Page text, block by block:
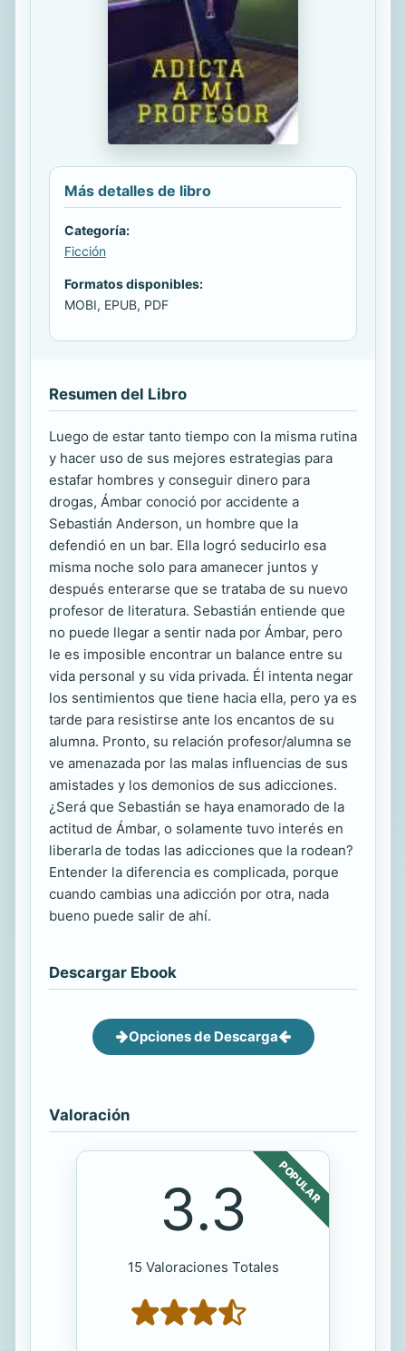
Más detalles de libro
Categoría:
Ficción
Formatos disponibles:
MOBI, EPUB, PDF
Resumen del Libro
Luego de estar tanto tiempo con la misma rutina
y hacer uso de sus mejores estrategias para
estafar hombres y conseguir dinero para
drogas, Ámbar conoció por accidente a
Sebastián Anderson, un hombre que la
defendió en un bar. Ella logró seducirlo esa
misma noche solo para amanecer juntos y
después enterarse que se trataba de su nuevo
profesor de literatura. Sebastián entiende que
no puede llegar a sentir nada por Ámbar, pero
le es imposible encontrar un balance entre su
vida personal y su vida privada. Él intenta negar
los sentimientos que tiene hacia ella, pero ya es
tarde para resistirse ante los encantos de su
alumna. Pronto, su relación profesor/alumna se
ve amenazada por las malas influencias de sus
amistades y los demonios de sus adicciones.
¿Será que Sebastián se haya enamorado de la
actitud de Ámbar, o solamente tuvo interés en
liberarla de todas las adicciones que la rodean?
Entender la diferencia es complicada, porque
cuando cambias una adicción por otra, nada
bueno puede salir de ahí.
Descargar Ebook
Opciones de Descarga
Valoración
POPULAR
3.3
15 Valoraciones Totales